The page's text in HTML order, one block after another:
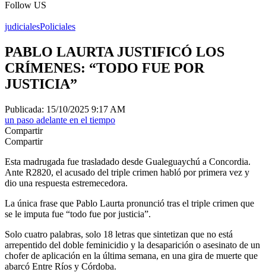
Follow US
judicialesPoliciales
PABLO LAURTA JUSTIFICÓ LOS
CRÍMENES: “TODO FUE POR
JUSTICIA”
Publicada: 15/10/2025 9:17 AM
un paso adelante en el tiempo
Compartir
Compartir
Esta madrugada fue trasladado desde Gualeguaychú a Concordia.
Ante R2820, el acusado del triple crimen habló por primera vez y
dio una respuesta estremecedora.
La única frase que Pablo Laurta pronunció tras el triple crimen que
se le imputa fue “todo fue por justicia”.
Solo cuatro palabras, solo 18 letras que sintetizan que no está
arrepentido del doble feminicidio y la desaparición o asesinato de un
chofer de aplicación en la última semana, en una gira de muerte que
abarcó Entre Ríos y Córdoba.